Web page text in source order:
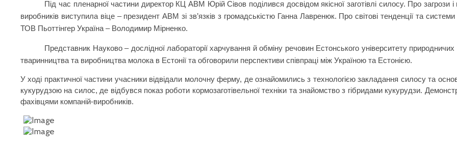
Під час пленарної частини директор КЦ АВМ Юрій Сівов поділився досвідом якісної заготівлі силосу. Про загрози і
виробників виступила віце – президент АВМ зі зв’язків з громадськістю Ганна Лавренюк. Про світові тенденції та системи
ТОВ Пьоттінгер Україна – Володимир Мірненко.
Представник Науково – дослідної лабораторії харчування й обміну речовин Естонського університету
тваринництва та виробництва молока в Естонії та обговорили перспективи співпраці між Україною та Естонією.
У ході практичної частини учасники відвідали молочну ферму, де ознайомились з технологією закладання силосу та
кукурудзою на силос, де відбувся показ роботи кормозаготівельної техніки та знайомство з гібридами кукурудзи.
фахівцями компаній-виробників.